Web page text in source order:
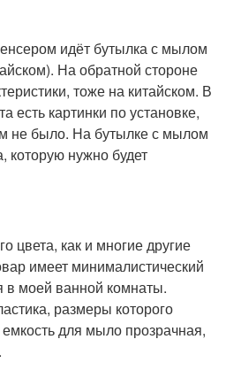
идёт бутылка с мылом
На обратной стороне
тоже на китайском. В
есть картинки по установке,
не было. На бутылке с мылом
которую нужно будет
цвета, как и многие другие
имеет минималистический
в моей ванной комнаты.
размеры которого
для мыло прозрачная,